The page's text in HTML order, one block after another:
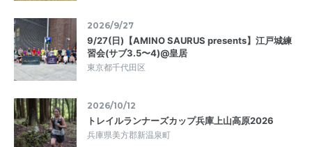
2026/9/27
9/27(日)【AMINO SAURUS presents】江戸城練
習会(サブ3.5〜4)@皇居
東京都千代田区
2026/10/12
トレイルランナーズカップ兵庫上山高原2026
兵庫県美方郡新温泉町